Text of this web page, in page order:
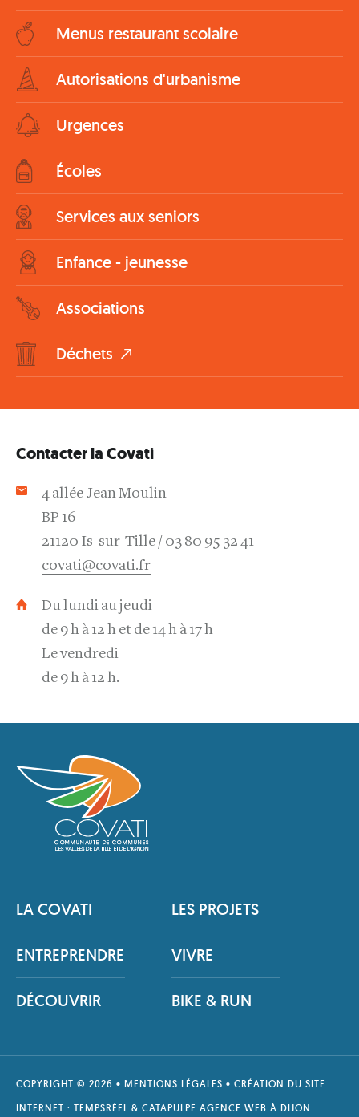
Menus restaurant scolaire
Autorisations d'urbanisme
Urgences
Écoles
Services aux seniors
Enfance - jeunesse
Associations
Déchets
Contacter la Covati
4 allée Jean Moulin
BP 16
21120 Is-sur-Tille
03 80 95 32 41
covati@covati.fr
Du lundi au jeudi
de 9 h à 12 h et de 14 h à 17 h
Le vendredi
de 9 h à 12 h.
LA COVATI LES PROJETS
ENTREPRENDRE VIVRE
DÉCOUVRIR BIKE & RUN
COPYRIGHT © 2026 •MENTIONS LÉGALES • CRÉATION DU SITE
INTERNET :TEMPSRÉEL & CATAPULPEAGENCE WEB À DIJON